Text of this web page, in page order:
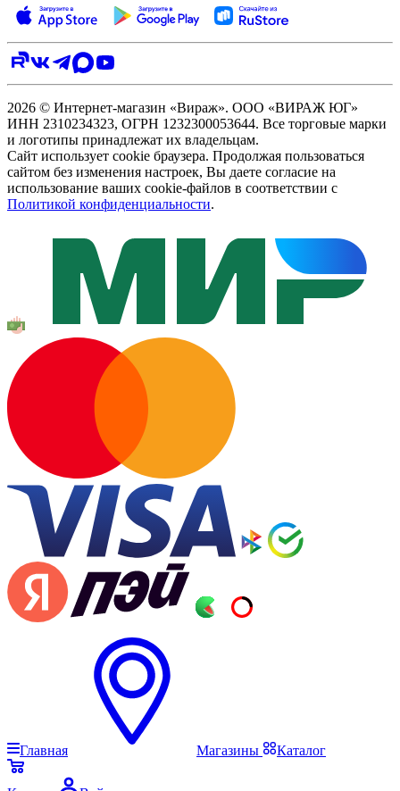
2026 © Интернет-магазин «Вираж». ООО «ВИРАЖ ЮГ»
ИНН 2310234323, ОГРН 1232300053644. Все торговые марки
и логотипы принадлежат их владельцам.
Сайт использует cookie браузера. Продолжая пользоваться
сайтом без изменения настроек, Вы даете согласие на
использование ваших cookie-файлов в соответствии с
Политикой конфиденциальности.
Главная Магазины Каталог